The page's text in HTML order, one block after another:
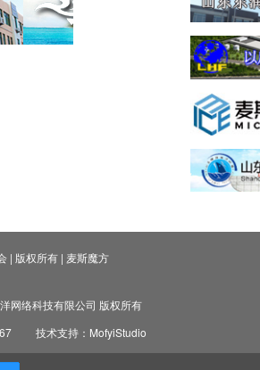
| 版权所有| 麦斯魔方
网络科技有限公司 版权所有
技术支持：MofyiStudio